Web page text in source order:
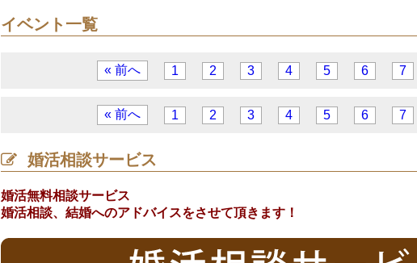
イベント一覧
« 前へ 1 2 3 4 5 6 7
« 前へ 1 2 3 4 5 6 7
婚活相談サービス
婚活無料相談サービス
婚活相談、結婚へのアドバイスをさせて頂きます！